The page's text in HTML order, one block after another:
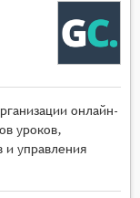
онлайн-
уроков,
и управления